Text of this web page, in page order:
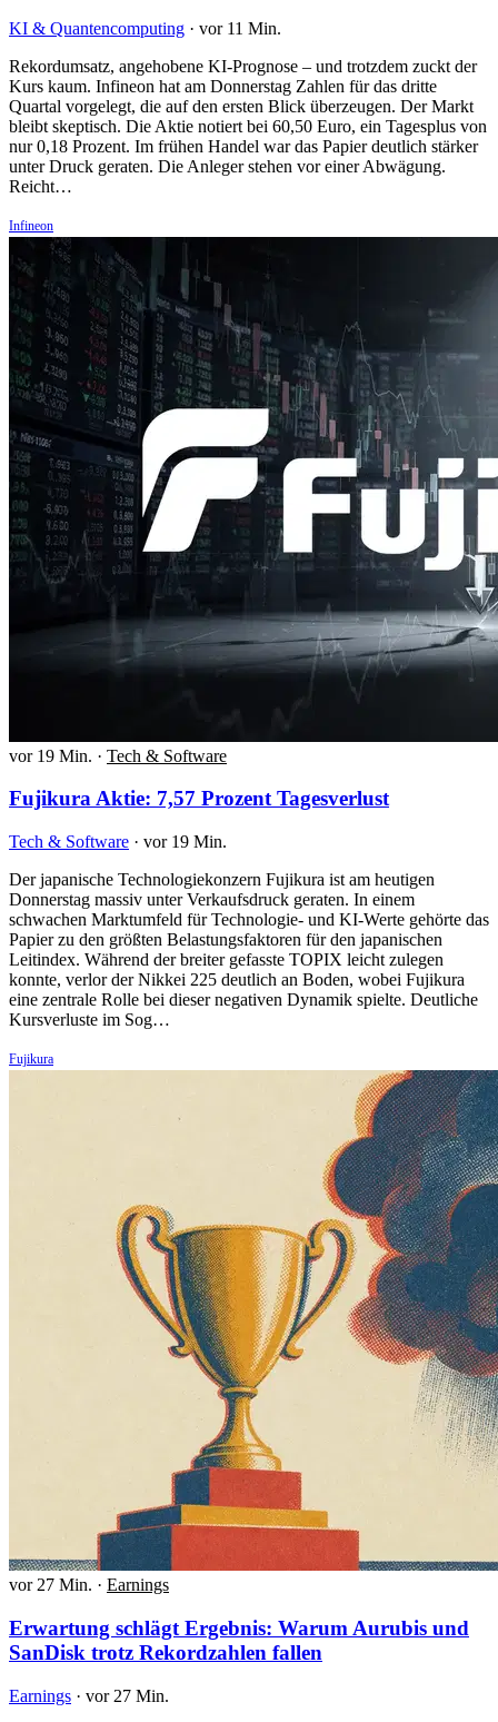
KI & Quantencomputing · vor 11 Min.
Rekordumsatz, angehobene KI-Prognose – und trotzdem zuckt der
Kurs kaum. Infineon hat am Donnerstag Zahlen für das dritte
Quartal vorgelegt, die auf den ersten Blick überzeugen. Der Markt
bleibt skeptisch. Die Aktie notiert bei 60,50 Euro, ein Tagesplus von
nur 0,18 Prozent. Im frühen Handel war das Papier deutlich stärker
unter Druck geraten. Die Anleger stehen vor einer Abwägung.
Reicht…
Infineon
vor 19 Min. · Tech & Software
Fujikura Aktie: 7,57 Prozent Tagesverlust
Tech & Software · vor 19 Min.
Der japanische Technologiekonzern Fujikura ist am heutigen
Donnerstag massiv unter Verkaufsdruck geraten. In einem
schwachen Marktumfeld für Technologie- und KI-Werte gehörte das
Papier zu den größten Belastungsfaktoren für den japanischen
Leitindex. Während der breiter gefasste TOPIX leicht zulegen
konnte, verlor der Nikkei 225 deutlich an Boden, wobei Fujikura
eine zentrale Rolle bei dieser negativen Dynamik spielte. Deutliche
Kursverluste im Sog…
Fujikura
vor 27 Min. · Earnings
Erwartung schlägt Ergebnis: Warum Aurubis und
SanDisk trotz Rekordzahlen fallen
Earnings · vor 27 Min.